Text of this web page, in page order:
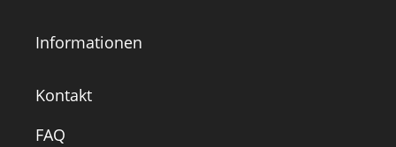
Informationen
Kontakt
FAQ